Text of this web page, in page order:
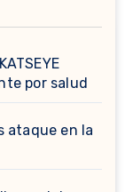
por salud
ataque en la